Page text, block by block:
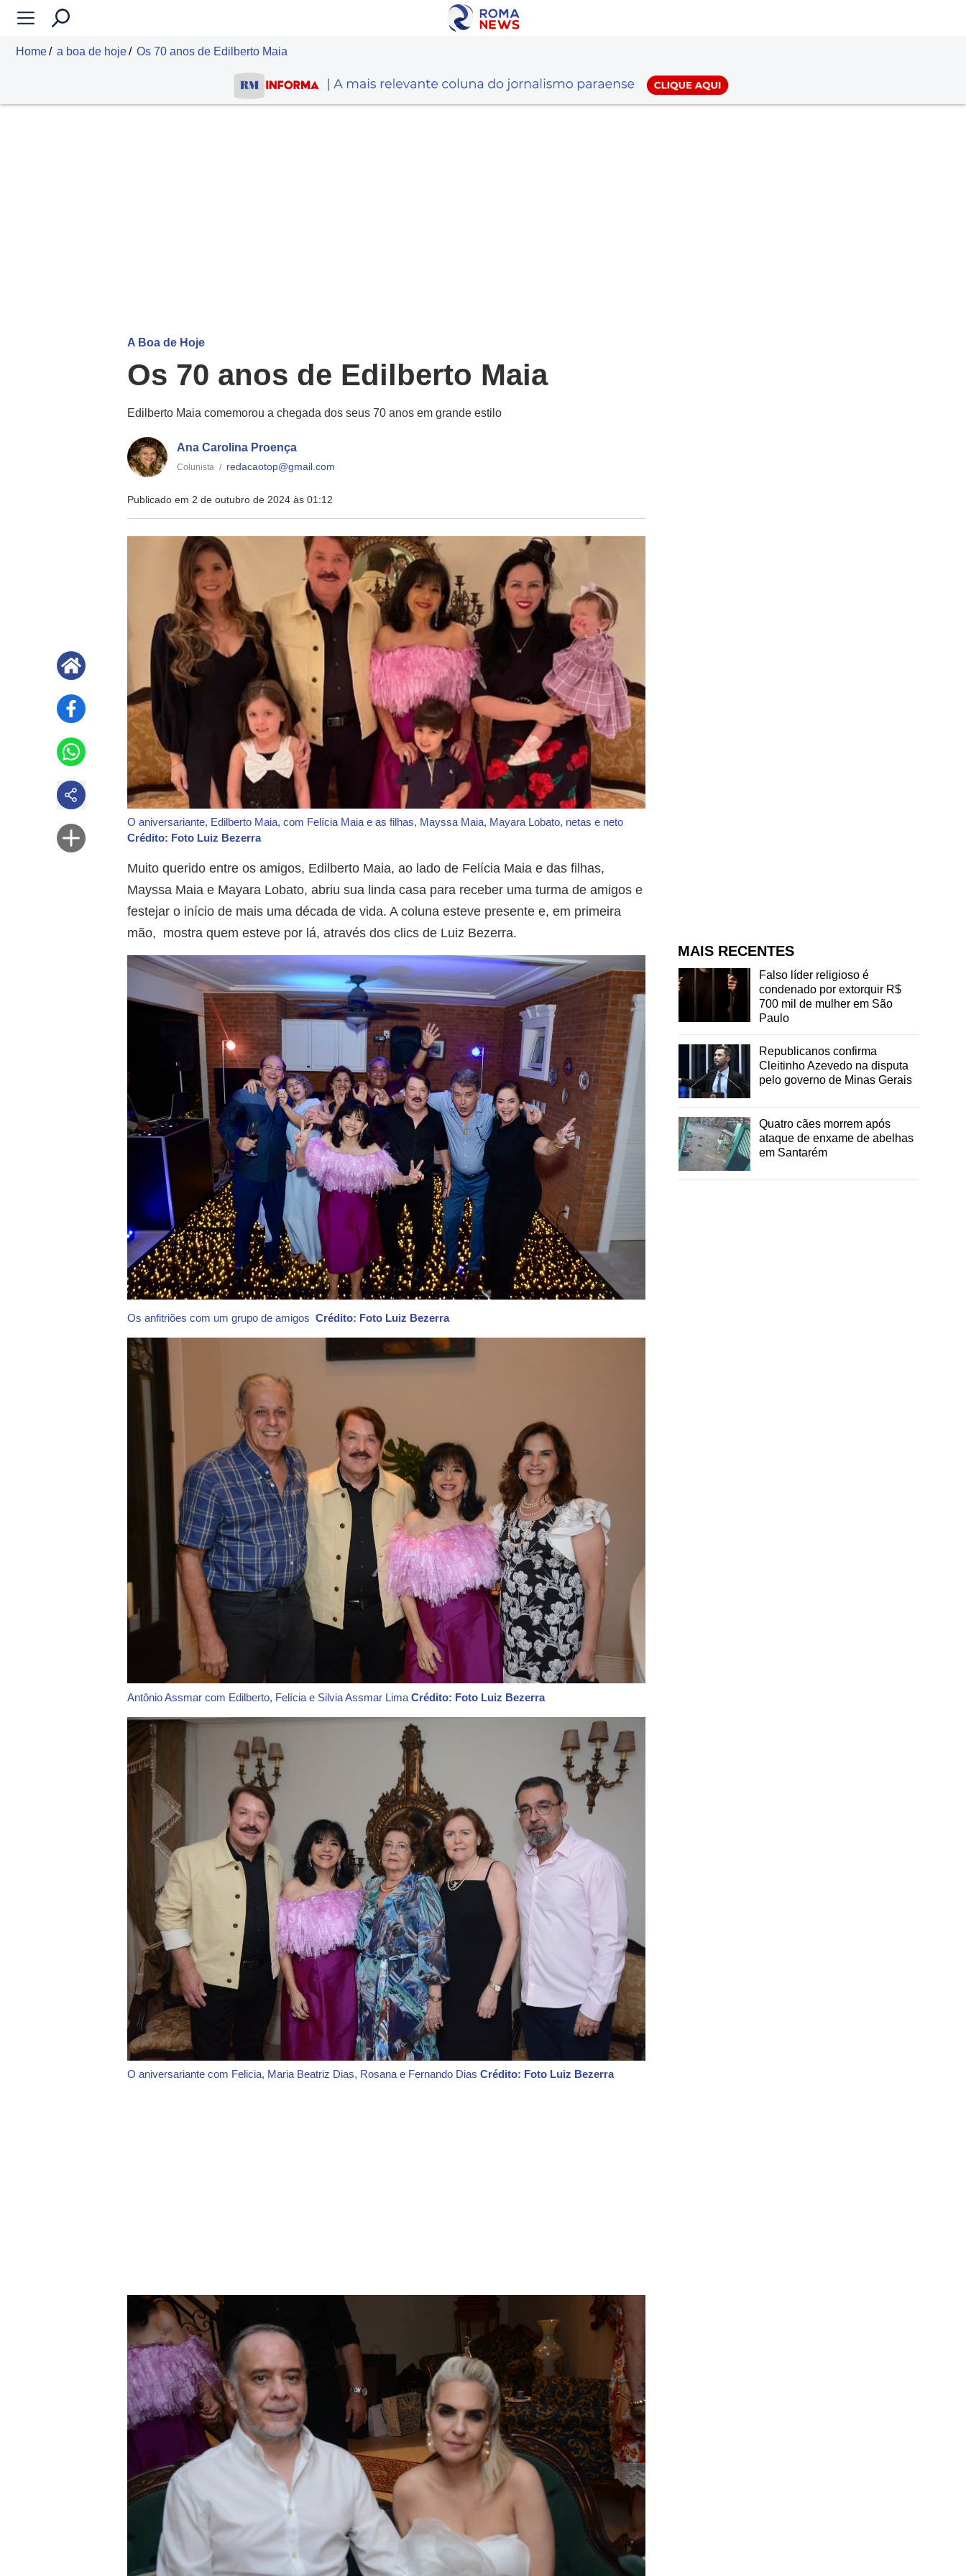
Home a boa de hoje Os 70 anos de Edilberto Maia
A Boa de Hoje
Os 70 anos de Edilberto Maia
Edilberto Maia comemorou a chegada dos seus 70 anos em grande estilo
Ana Carolina Proença
Colunista / redacaotop@gmail.com
Publicado em 2 de outubro de 2024 às 01:12
O aniversariante, Edilberto Maia, com Felícia Maia e as filhas, Mayssa Maia, Mayara Lobato, netas e neto
Crédito: Foto Luiz Bezerra
Muito querido entre os amigos, Edilberto Maia, ao lado de Felícia Maia e das filhas,
Mayssa Maia e Mayara Lobato, abriu sua linda casa para receber uma turma de amigos e
festejar o início de mais uma década de vida. A coluna esteve presente e, em primeira
mão, mostra quem esteve por lá, através dos clics de Luiz Bezerra.
Os anfitriões com um grupo de amigosCrédito: Foto Luiz Bezerra
Antônio Assmar com Edilberto, Felícia e Silvia Assmar LimaCrédito: Foto Luiz Bezerra
O aniversariante com Felicia, Maria Beatriz Dias, Rosana e Fernando DiasCrédito: Foto Luiz Bezerra
MAIS RECENTES
Falso líder religioso é
condenado por extorquir R$
700 mil de mulher em São
Paulo
Republicanos confirma
Cleitinho Azevedo na disputa
pelo governo de Minas Gerais
Quatro cães morrem após
ataque de enxame de abelhas
em Santarém